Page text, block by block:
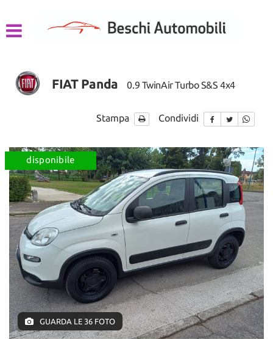
CHI SIAMO
ASSISTENZA
CONTATTI
FIAT Panda 0.9 TwinAir Turbo S&S 4x4
Stampa Condividi
disponibile
GUARDA LE 36 FOTO